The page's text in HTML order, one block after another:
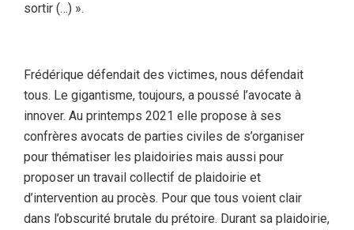
sortir (…) ».
Frédérique défendait des victimes, nous défendait
tous. Le gigantisme, toujours, a poussé l’avocate à
innover. Au printemps 2021 elle propose à ses
confrères avocats de parties civiles de s’organiser
pour thématiser les plaidoiries mais aussi pour
proposer un travail collectif de plaidoirie et
d’intervention au procès. Pour que tous voient clair
dans l’obscurité brutale du prétoire. Durant sa plaidoirie,